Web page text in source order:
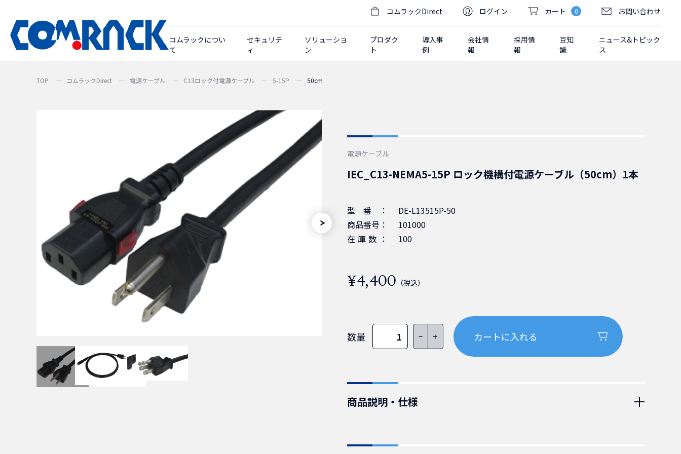
コムラックDirect ログイン カート 0 お問い合わせ
コムラックについ
て
セキュリテ
ィ
ソリューショ
ン
プロダク
ト
導入事
例
会社情
報
採用情
報
豆知
識
ニュース&トピック
ス
TOP コムラックDirect 電源ケーブル C13ロック付電源ケーブル 5-15P 50cm
電源ケーブル
IEC_C13-NEMA5-15P ロック機構付電源ケーブル（50cm）1本
型番：
DE-L13515P-50
商品番号：
101000
在庫数：
100
¥4,400 （税込）
数量 － ＋
商品説明・仕様